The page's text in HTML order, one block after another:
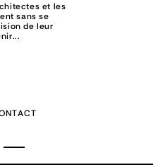
et les
sans se
de leur